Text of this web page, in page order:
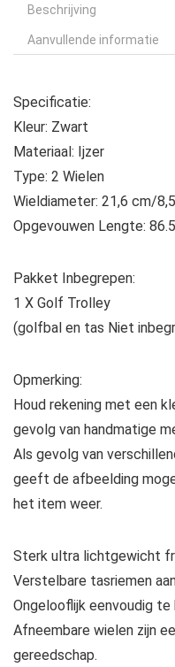
Beschrijving
Aanvullende informatie
Specificatie:
Kleur: Zwart
Materiaal: Ijzer
Type: 2 Wielen
Wieldiameter: 21,6 cm/
Opgevouwen Lengte:
Pakket Inbegrepen:
1 X Golf Trolley
(golfbal en tas Niet
Opmerking:
Houd rekening met een
gevolg van handmatige
Als gevolg van
geeft de afbeelding
het item weer.
Sterk ultra lichtgewicht
Verstelbare tasriemen
Ongelooflijk eenvoudig
Afneembare wielen zijn
gereedschap.